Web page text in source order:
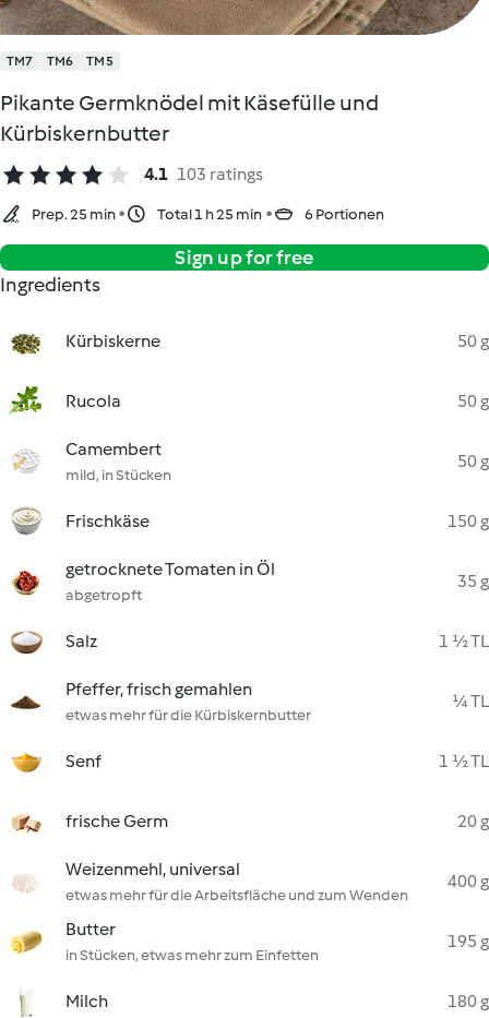
TM7 TM6 TM5
Pikante Germknödel mit Käsefülle und
Kürbiskernbutter
4.1 103 ratings
Prep. 25 min Total 1 h 25 min 6 Portionen
Sign up for free
Ingredients
Kürbiskerne 50 g
Rucola 50 g
Camembert
mild, in Stücken
50 g
Frischkäse 150 g
getrocknete Tomaten in Öl
abgetropft
35 g
Salz 1 ½ TL
Pfeffer, frisch gemahlen
etwas mehr für die Kürbiskernbutter
¼ TL
Senf 1 ½ TL
frische Germ 20 g
Weizenmehl, universal
etwas mehr für die Arbeitsfläche und zum Wenden
400 g
Butter
in Stücken, etwas mehr zum Einfetten
195 g
Milch 180 g